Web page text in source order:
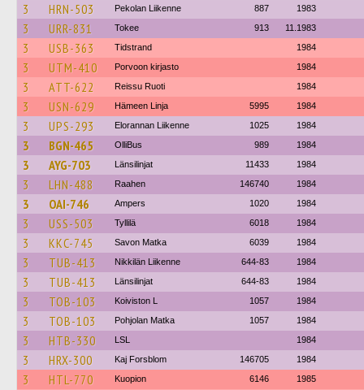
3 HRN-503 Pekolan Liikenne 887 1983
3 URR-831 Tokee 913 11.1983
3 USB-363 Tidstrand 1984
3 UTM-410 Porvoon kirjasto 1984
3 ATT-622 Reissu Ruoti 1984
3 USN-629 Hämeen Linja 5995 1984
3 UPS-293 Elorannan Liikenne 1025 1984
3 BGN-465 OlliBus 989 1984
3 AYG-703 Länsilinjat 11433 1984
3 LHN-488 Raahen 146740 1984
3 OAI-746 Ampers 1020 1984
3 USS-503 Tyllilä 6018 1984
3 KKC-745 Savon Matka 6039 1984
3 TUB-413 Nikkilän Liikenne 644-83 1984
3 TUB-413 Länsilinjat 644-83 1984
3 TOB-103 Koiviston L 1057 1984
3 TOB-103 Pohjolan Matka 1057 1984
3 HTB-330 LSL 1984
3 HRX-300 Kaj Forsblom 146705 1984
3 HTL-770 Kuopion 6146 1985